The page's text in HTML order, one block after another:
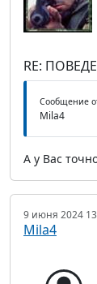
RE:
Сообщение
Mila4
А у Вас
9 июня 2024
Mila4